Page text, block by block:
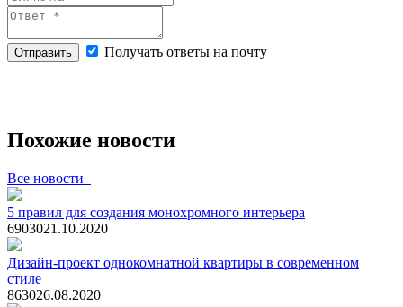
Отправить Получать ответы на почту
Похожие новости
Все новости
5 правил для создания монохромного интерьера
6903021.10.2020
Дизайн-проект однокомнатной квартиры в современном
стиле
863026.08.2020